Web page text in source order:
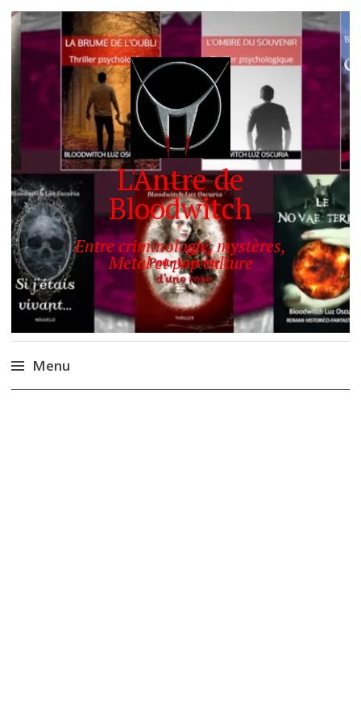
L'Antre de
Bloodwitch
Entre criminologie, mystères,
Metal et pop culture
Menu